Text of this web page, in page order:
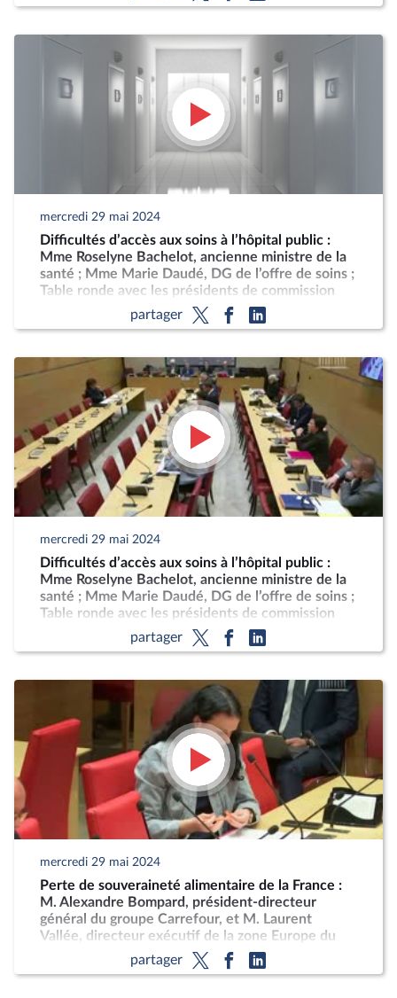
mercredi 29 mai 2024
Difficultés d’accès aux soins à l’hôpital public :
Mme Roselyne Bachelot, ancienne ministre de la
santé ; Mme Marie Daudé, DG de l’offre de soins ;
Table ronde avec les présidents de commission
médicale d’établissement et les directeurs
partager
mercredi 29 mai 2024
Difficultés d’accès aux soins à l’hôpital public :
Mme Roselyne Bachelot, ancienne ministre de la
santé ; Mme Marie Daudé, DG de l’offre de soins ;
Table ronde avec les présidents de commission
médicale d’établissement et les directeurs
partager
mercredi 29 mai 2024
Perte de souveraineté alimentaire de la France :
M. Alexandre Bompard, président-directeur
général du groupe Carrefour, et M. Laurent
Vallée, directeur exécutif de la zone Europe du
Nord ; M. Didier Guillaume, ancien ministre de
partager